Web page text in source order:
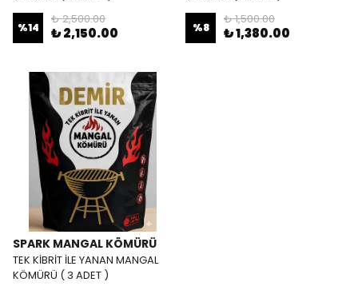
%14
₺ 2,500.00
₺ 2,150.00 %8
₺ 1,500.00
₺ 1,380.00
SPARK MANGAL KÖMÜRÜ
TEK KİBRİT İLE YANAN MANGAL
KÖMÜRÜ ( 3 ADET )